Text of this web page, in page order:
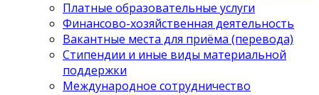
Платные образовательные услуги
Финансово-хозяйственная деятельность
Вакантные места для приёма (перевода)
Стипендии и иные виды материальной
поддержки
Международное сотрудничество